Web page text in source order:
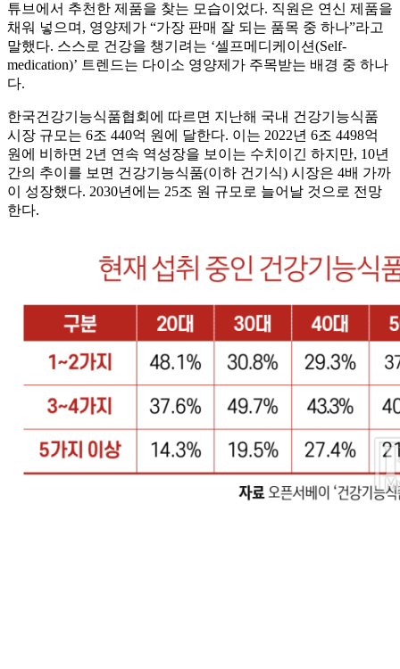
튜브에서 추천한 제품을 찾는 모습이었다. 직원은 연신 제품을
채워 넣으며, 영양제가 “가장 판매 잘 되는 품목 중 하나”라고
말했다. 스스로 건강을 챙기려는 ‘셀프메디케이션(Self-
medication)’ 트렌드는 다이소 영양제가 주목받는 배경 중 하나
다.
한국건강기능식품협회에 따르면 지난해 국내 건강기능식품
시장 규모는 6조 440억 원에 달한다. 이는 2022년 6조 4498억
원에 비하면 2년 연속 역성장을 보이는 수치이긴 하지만, 10년
간의 추이를 보면 건강기능식품(이하 건기식) 시장은 4배 가까
이 성장했다. 2030년에는 25조 원 규모로 늘어날 것으로 전망
한다.